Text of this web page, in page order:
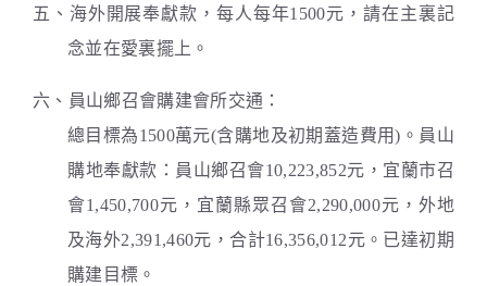
五、海外開展奉獻款，每人每年1500元，請在主裏記
念並在愛裏擺上。
六、員山鄉召會購建會所交通：
總目標為1500萬元(含購地及初期蓋造費用)。員山
購地奉獻款：員山鄉召會10,223,852元，宜蘭市召
會1,450,700元，宜蘭縣眾召會2,290,000元，外地
及海外2,391,460元，合計16,356,012元。已達初期
購建目標。